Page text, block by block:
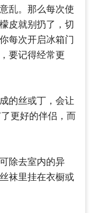
乱。那么每次使
皮就别扔了，切
每次开启冰箱门
要记得经常更
的丝或丁，会让
更好的伴侣，而
除去室内的异
袜里挂在衣橱或